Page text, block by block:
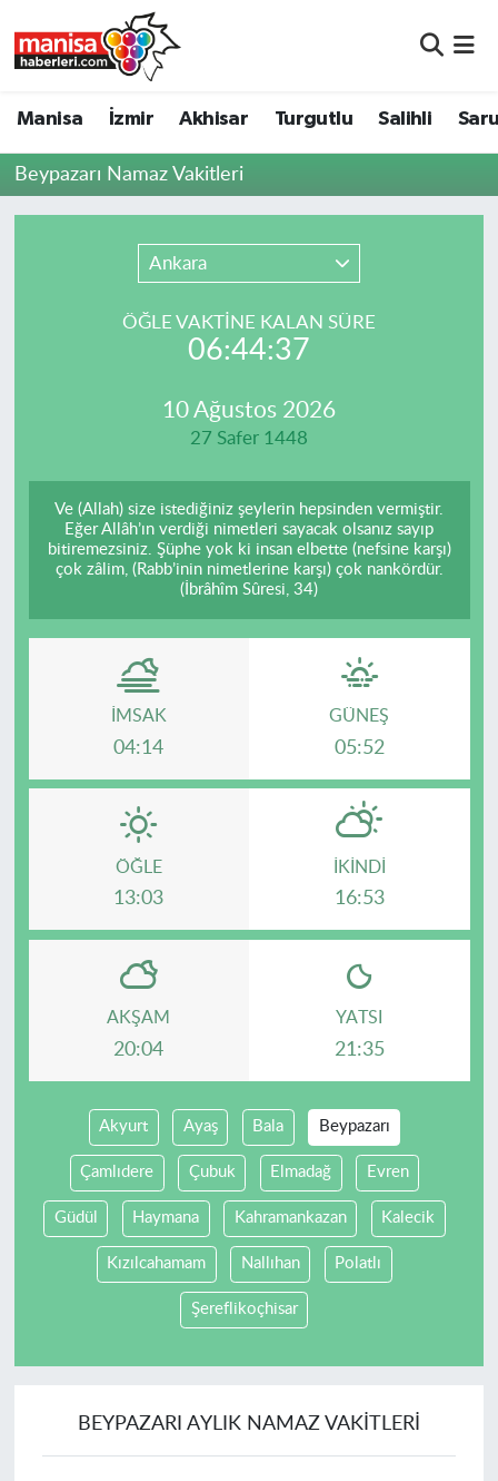
Manisa İzmir Akhisar Turgutlu Salihli
Beypazarı Namaz Vakitleri
Ankara
ÖĞLE VAKTİNE KALAN SÜRE
06:44:37
10 Ağustos 2026
27 Safer 1448
Ve (Allah) size istediğiniz şeylerin hepsinden vermiştir.
Eğer Allâh’ın verdiği nimetleri sayacak olsanız sayıp
bitiremezsiniz. Şüphe yok ki insan elbette (nefsine karşı)
çok zâlim, (Rabb’inin nimetlerine karşı) çok nankördür.
(İbrâhîm Sûresi, 34)
İMSAK
04:14
GÜNEŞ
05:52
ÖĞLE
13:03
İKINDI
16:53
AKŞAM
20:04
YATSI
21:35
Akyurt Ayaş Bala Beypazarı
Çamlıdere Çubuk Elmadağ Evren
Güdül Haymana Kahramankazan Kalecik
Kızılcahamam Nallıhan Polatlı
Şereflikoçhisar
BEYPAZARI AYLIK NAMAZ VAKITLERI
Akhisar
Resmi İlanlar
Manisa Nöbetçi Eczaneler
Manisa Namaz Vakitleri
Manisa Trafik Yoğunluk Haritası
Süper Lig Puan Durumu ve Fikstür
Son Dakika Haberleri
Haber Arşivi